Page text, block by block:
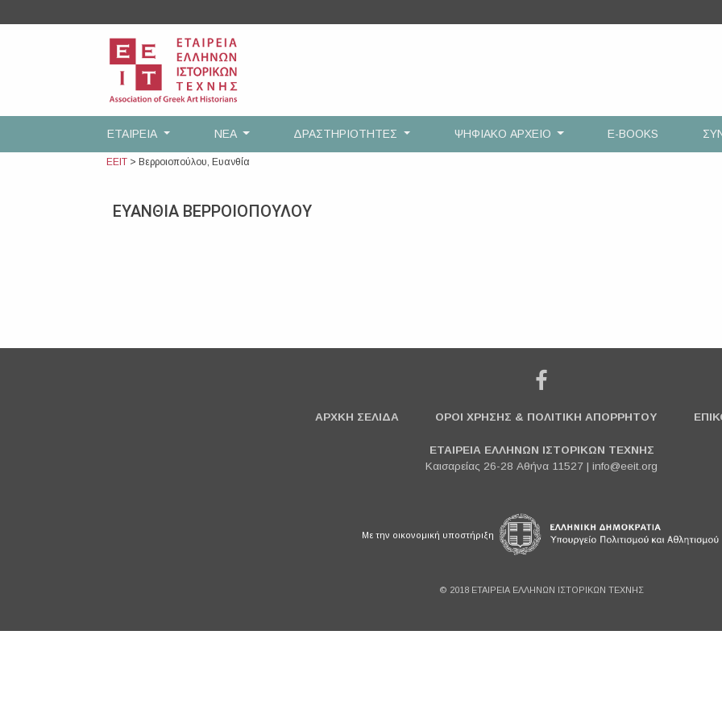
to
ΕΤΑΙΡEΙΑ ΝΕΑ ΔΡΑΣΤΗΡΙΟΤΗΤΕΣ ΨΗΦΙΑΚΟ ΑΡΧΕΙΟ E-BOOKS
ΕΕΙΤ > Βερροιοπούλου, Ευανθία
ΕΥΑΝΘΙΑ ΒΕΡΡΟΙΟΠΟΥΛΟΥ
ΑΡΧΚΗ ΣΕΛΙΔΑ ΟΡΟΙ ΧΡΗΣΗΣ & ΠΟΛΙΤΙΚΗ ΑΠΟΡΡΗΤΟΥ
ΕΤΑΙΡΕΙΑ ΕΛΛΗΝΩΝ ΙΣΤΟΡΙΚΩΝ ΤΕΧΝΗΣ
Καισαρείας 26-28 Αθήνα 11527 | info@eeit.org
Με την οικονομική υποστήριξη
© 2018 ΕΤΑΙΡΕΙΑ ΕΛΛΗΝΩΝ ΙΣΤΟΡΙΚΩΝ ΤΕΧΝΗΣ